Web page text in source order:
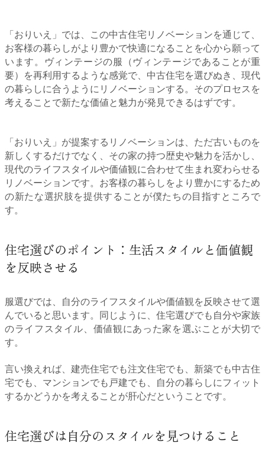
「おりいえ」では、この中古住宅リノベーションを通じて、
お客様の暮らしがより豊かで快適になることを心から願って
います。ヴィンテージの服（ヴィンテージであることが重
要）を再利用するような感覚で、中古住宅を選びぬき、現代
の暮らしに合うようにリノベーションする。そのプロセスを
考えることで新たな価値と魅力が発見できるはずです。
「おりいえ」が提案するリノベーションは、ただ古いものを
新しくするだけでなく、その家の持つ歴史や魅力を活かし、
現代のライフスタイルや価値観に合わせて生まれ変わらせる
リノベーションです。お客様の暮らしをより豊かにするため
の新たな選択肢を提供することが僕たちの目指すところで
す。
住宅選びのポイント：生活スタイルと価値観
を反映させる
服選びでは、自分のライフスタイルや価値観を反映させて選
んでいると思います。同じように、住宅選びでも自分や家族
のライフスタイル、価値観にあった家を選ぶことが大切で
す。
言い換えれば、建売住宅でも注文住宅でも、新築でも中古住
宅でも、マンションでも戸建でも、自分の暮らしにフィット
するかどうかを考えることが肝心だということです。
住宅選びは自分のスタイルを見つけること